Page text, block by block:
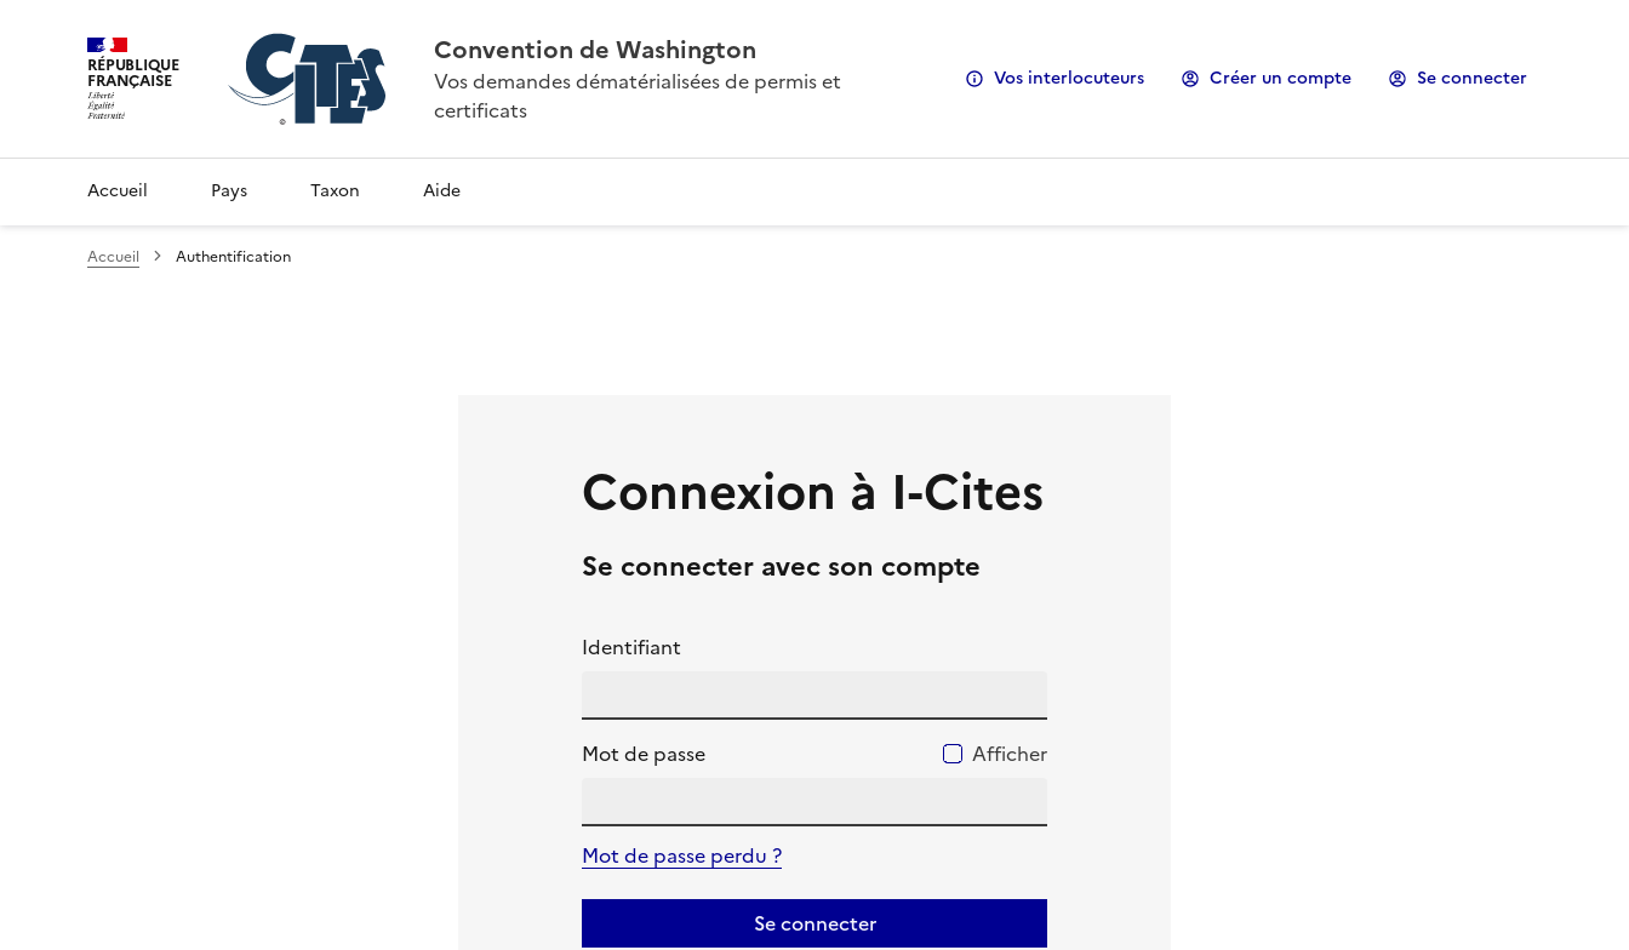
RÉPUBLIQUE
FRANÇAISE
Convention de Washington
Vos demandes dématérialisées de permis et
certificats
Vos interlocuteurs Créer un compte Se connecter
Accueil Pays Taxon Aide
Accueil Authentification
Connexion à I-Cites
Se connecter avec son compte
Identifiant
Mot de passe Afficher
Mot de passe perdu ?
Se connecter